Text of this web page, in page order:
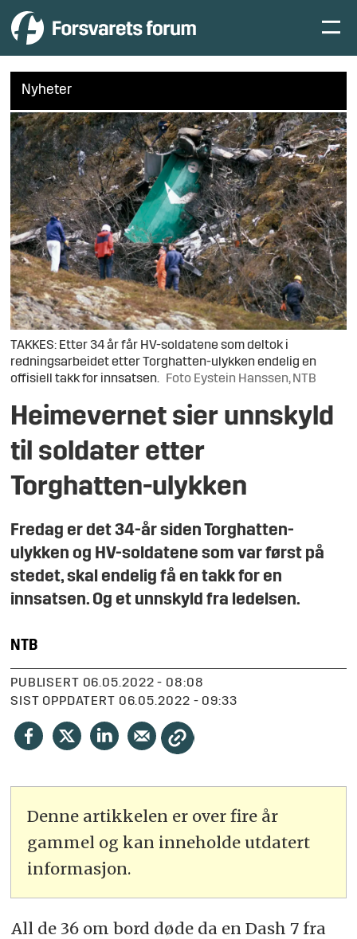
Nyheter
TAKKES: Etter 34 år får HV-soldatene som deltok i
redningsarbeidet etter Torghatten-ulykken endelig en
offisiell takk for innsatsen.
Foto Eystein Hanssen, NTB
Heimevernet sier unnskyld
til soldater etter
Torghatten-ulykken
Fredag er det 34-år siden Torghatten-
ulykken og HV-soldatene som var først på
stedet, skal endelig få en takk for en
innsatsen. Og et unnskyld fra ledelsen.
NTB
PUBLISERT
06.05.2022 - 08:08
SIST OPPDATERT
06.05.2022 - 09:33
Denne artikkelen er over fire år
gammel og kan inneholde utdatert
informasjon.
All de 36 om bord døde da en Dash 7 fra